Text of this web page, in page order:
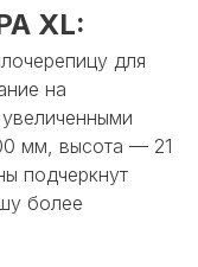
XL:
для
на
мм, высота — 21
подчеркнут
более